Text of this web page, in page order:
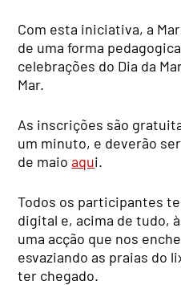
Com esta iniciativa, a
de uma forma
celebrações do Dia da
Mar.
As inscrições são
um minuto, e deverão
de maioaqui.
Todos os participantes
digital e, acima de tudo,
uma acção que nos
esvaziando as praias do
ter chegado.